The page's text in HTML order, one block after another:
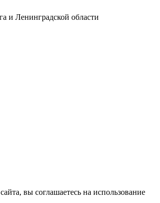
и Ленинградской области
вы соглашаетесь на использование